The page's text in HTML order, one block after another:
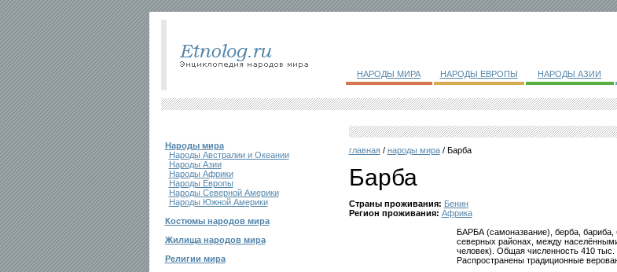
НАРОДЫ МИРА НАРОДЫ ЕВРОПЫ НАРОДЫ АЗИИ
Народы мира
Народы Австралии и Океании
Народы Азии
Народы Африки
Народы Европы
Народы Северной Америки
Народы Южной Америки
Костюмы народов мира
Жилища народов мира
Религии мира
главная/ народы мира/ Барба
Барба
Страны проживания: Бенин
Регион проживания: Африка
БАРБА (самоназвание), берба, бариба,
северных районах, между
человек). Общая численность 410 тыс.
Распространены традиционные